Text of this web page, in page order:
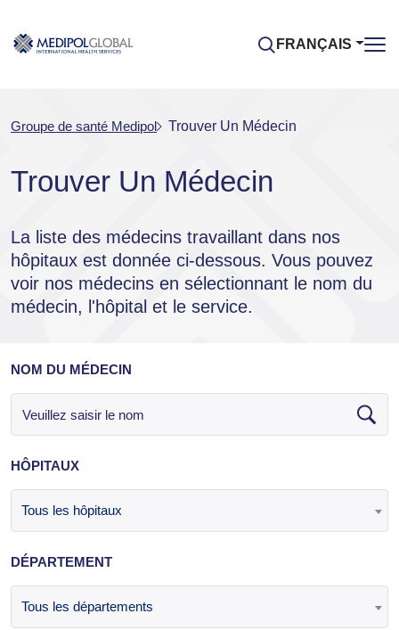
FRANÇAIS
Groupe de santé Medipol Trouver Un Médecin
Trouver Un Médecin
La liste des médecins travaillant dans nos
hôpitaux est donnée ci-dessous. Vous pouvez
voir nos médecins en sélectionnant le nom du
médecin, l'hôpital et le service.
NOM DU MÉDECIN
HÔPITAUX
Tous les hôpitaux
DÉPARTEMENT
Tous les départements